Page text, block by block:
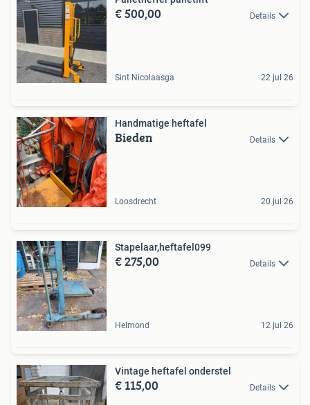
€ 500,00 Details
Sint Nicolaasga 22 jul 26
Handmatige heftafel
Bieden Details
Loosdrecht 20 jul 26
Stapelaar,heftafel099
€ 275,00 Details
Helmond 12 jul 26
Vintage heftafel onderstel
€ 115,00 Details